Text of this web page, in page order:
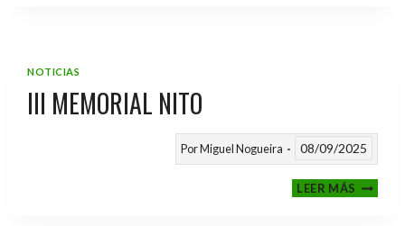
NOTICIAS
III MEMORIAL NITO
PorMiguel Nogueira 08/09/2025
LEER MÁSIII